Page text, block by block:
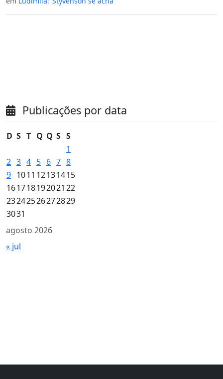
Publicações por data
agosto 2026
D S T Q Q S S
1
2 3 4 5 6 7 8
9 1011 12131415
161718192021 22
23242526272829
3031
« jul